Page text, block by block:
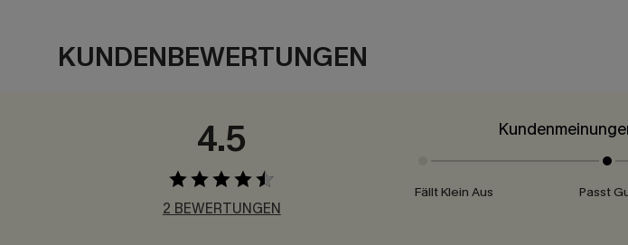
KUNDENBEWERTUNGEN
4.5
2 BEWERTUNGEN
Fällt Klein Aus Passt